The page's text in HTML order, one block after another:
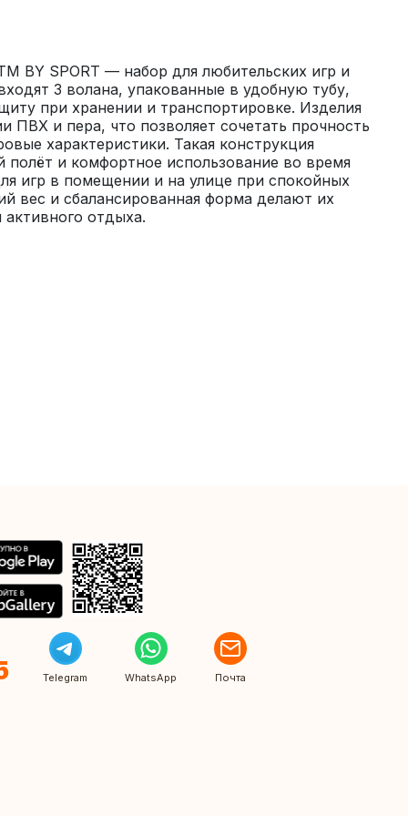
BY SPORT — набор для любительских игр и
3 волана, упакованные в удобную тубу,
при хранении и транспортировке. Изделия
ПВХ и пера, что позволяет сочетать прочность
характеристики. Такая конструкция
полёт и комфортное использование во время
игр в помещении и на улице при спокойных
вес и сбалансированная форма делают их
отдыха.
Telegram WhatsApp Почта